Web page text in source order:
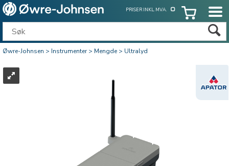
PRISER INKL. MVA.
Øwre-Johnsen>Instrumenter>Mengde>Ultralyd